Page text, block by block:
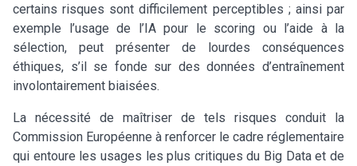
certains risques sont difficilement perceptibles ; ainsi par
exemple l’usage de l’IA pour le scoring ou l’aide à la
sélection, peut présenter de lourdes conséquences
éthiques, s’il se fonde sur des données d’entraînement
involontairement biaisées.
La nécessité de maîtriser de tels risques conduit la
Commission Européenne à renforcer le cadre réglementaire
qui entoure les usages les plus critiques du Big Data et de